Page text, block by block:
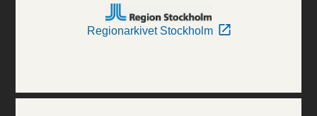
Regionarkivet Stockholm